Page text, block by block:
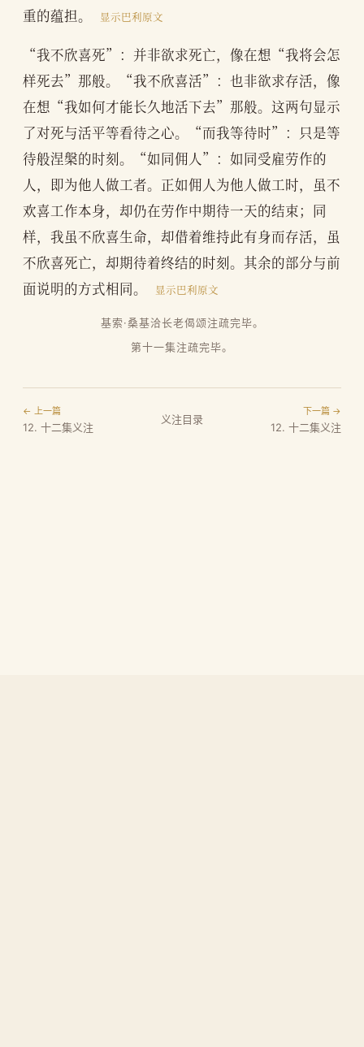
重的蕴担。
显示巴利原文
“我不欣喜死”：并非欲求死亡，像在想“我将会怎
样死去”那般。“我不欣喜活”：也非欲求存活，像
在想“我如何才能长久地活下去”那般。这两句显示
了对死与活平等看待之心。“而我等待时”：只是等
待般涅槃的时刻。“如同佣人”：如同受雇劳作的
人，即为他人做工者。正如佣人为他人做工时，虽不
欢喜工作本身，却仍在劳作中期待一天的结束；同
样，我虽不欣喜生命，却借着维持此有身而存活，虽
不欣喜死亡，却期待着终结的时刻。其余的部分与前
面说明的方式相同。
显示巴利原文
基索·桑基洽长老偈颂注疏完毕。
第十一集注疏完毕。
← 上一篇
12. 十二集义注
义注目录
下一篇 →
12. 十二集义注